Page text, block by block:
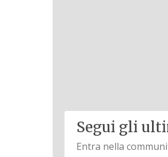
Segui gli
Entra nella